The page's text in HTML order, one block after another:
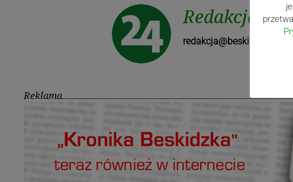
Redakcja
redakcja@beskidzka24.pl
Reklama